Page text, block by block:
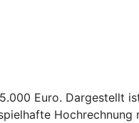
Euro. Dargestellt
Hochrechnung